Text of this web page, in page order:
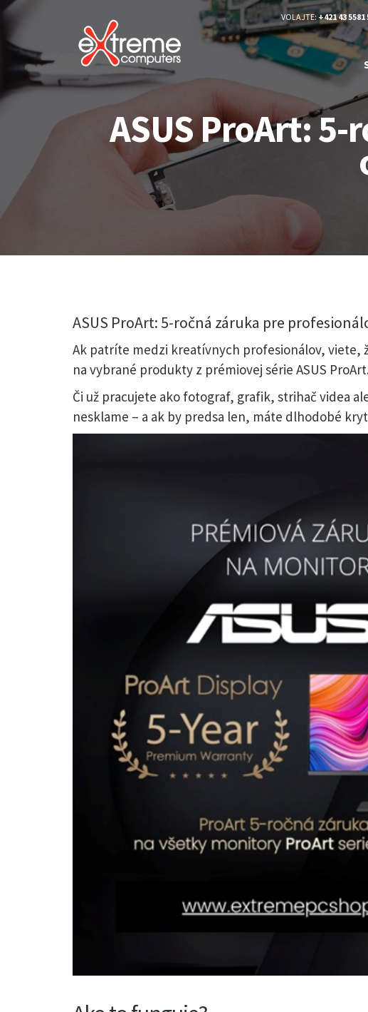
VOLAJTE: +421 43 5581
ASUS ProArt:
ASUS ProArt: 5-ročná záruka pre
Ak patríte medzi kreatívnych profesionálov, viete,
na vybrané produkty z prémiovej série ASUS
Či už pracujete ako fotograf, grafik, strihač videa
nesklame – a ak by predsa len, máte dlhodobé